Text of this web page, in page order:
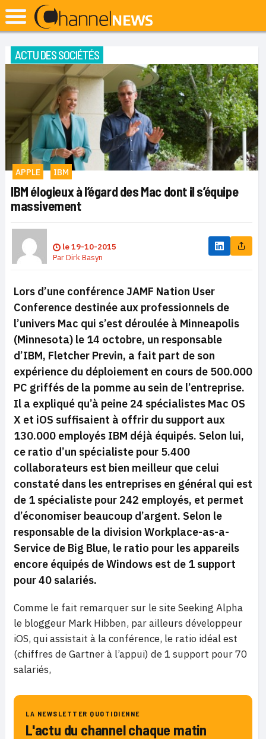
ACTU DES SOCIÉTÉS
APPLE IBM
IBM élogieux à l’égard des Mac dont il s’équipe
massivement
le19-10-2015
ParDirk Basyn
Lors d’une conférence JAMF Nation User
Conference destinée aux professionnels de
l’univers Mac qui s’est déroulée à Minneapolis
(Minnesota) le 14 octobre, un responsable
d’IBM, Fletcher Previn, a fait part de son
expérience du déploiement en cours de 500.000
PC griffés de la pomme au sein de l’entreprise.
Il a expliqué qu’à peine 24 spécialistes Mac OS
X et iOS suffisaient à offrir du support aux
130.000 employés IBM déjà équipés. Selon lui,
ce ratio d’un spécialiste pour 5.400
collaborateurs est bien meilleur que celui
constaté dans les entreprises en général qui est
de 1 spécialiste pour 242 employés, et permet
d’économiser beaucoup d’argent. Selon le
responsable de la division Workplace-as-a-
Service de Big Blue, le ratio pour les appareils
encore équipés de Windows est de 1 support
pour 40 salariés.
Comme le fait remarquer sur le site Seeking Alpha
le bloggeur Mark Hibben, par ailleurs développeur
iOS, qui assistait à la conférence, le ratio idéal est
(chiffres de Gartner à l’appui) de 1 support pour 70
salariés,
LA NEWSLETTER QUOTIDIENNE
L'actu du channel chaque matin